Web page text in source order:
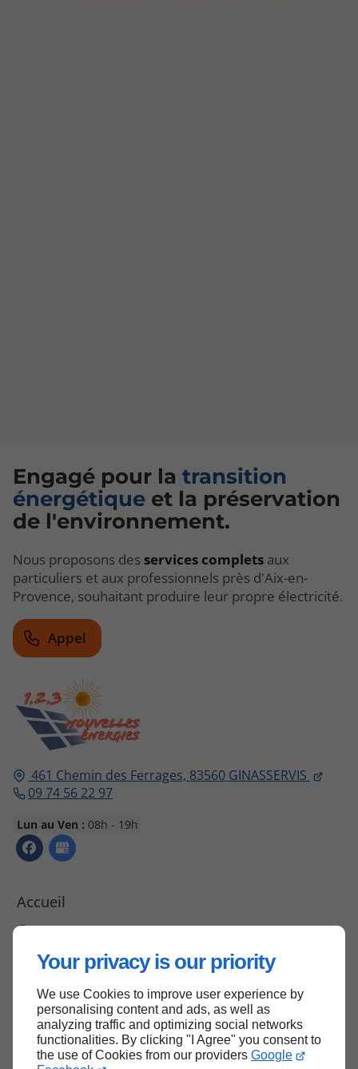
Your privacy is our priority
We use Cookies to improve user experience by
personalising content and ads, as well as
analyzing traffic and optimizing social networks
functionalities. By clicking "I Agree" you consent to
the use of Cookies from our providers Google
461 Chemin des Ferrages, 83560 GINASSERVIS
09 74 56 22 97
Lun au Ven : 08h - 19h
Accueil
Contactez-nous
Mentions légales
Plan du site
Engagé pour la transition
énergétique et la préservation
de l'environnement.
Nous proposons des services complets aux
particuliers et aux professionnels près d'Aix-en-
Provence, souhaitant produire leur propre électricité.
Appel
Haut de page